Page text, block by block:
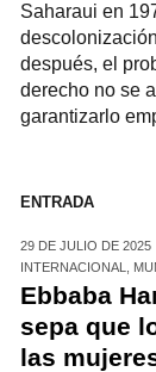
Saharaui en
después, el
derecho no se
garantizarlo
ENTRADA
29 DE JULIO DE 2025
INTERNACIONAL
Ebbaba
sepa que
las